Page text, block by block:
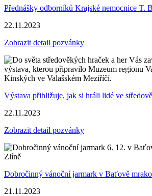
Přednášky odborníků Krajské nemocnice T.
22.11.2023
Zobrazit detail pozvánky
Výstava přibližuje, jak si hráli lidé ve
22.11.2023
Zobrazit detail pozvánky
Dobročinný vánoční jarmark v Baťově
21.11.2023